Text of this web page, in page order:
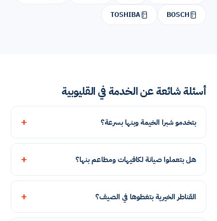
BOSCH
TOSHIBA
أسئلة شائعة عن الخدمة في القليوبية
بتخدمو شبرا الخيمة وبنها بسرعة؟
هل بتعملوا صيانة لكافيهات ومطاعم بنها؟
القناطر الخيرية بتغطوها في الصيف؟